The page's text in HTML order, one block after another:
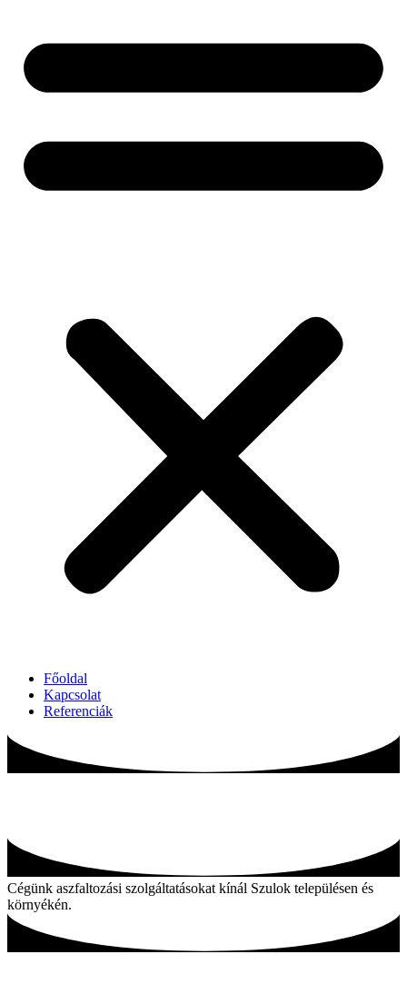
Főoldal
Kapcsolat
Referenciák
Cégünk aszfaltozási szolgáltatásokat kínál Szulok településen és
környékén.